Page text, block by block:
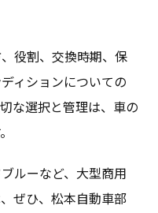
役割、交換時期、保
ィションについての
な選択と管理は、車の
ルーなど、大型商用
ぜひ、松本自動車部